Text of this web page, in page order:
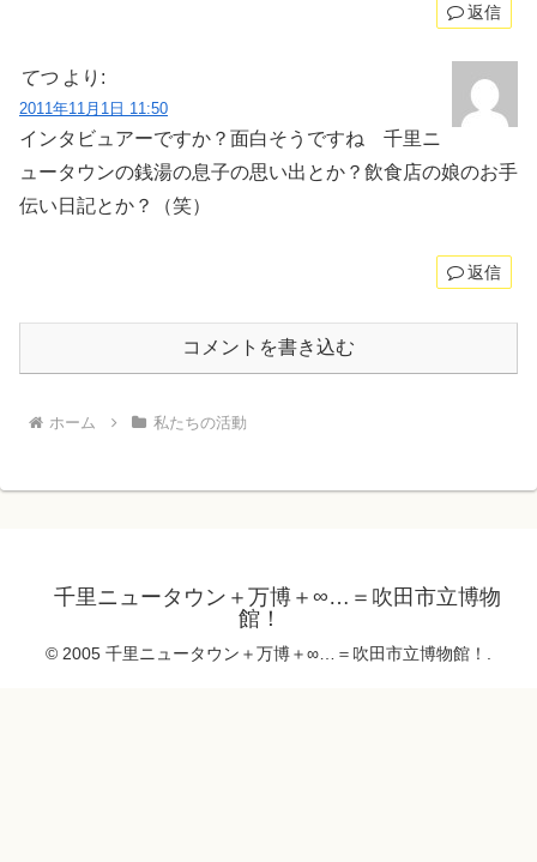
返信
てつ より:
2011年11月1日 11:50
インタビュアーですか？面白そうですね 千里ニ
ュータウンの銭湯の息子の思い出とか？飲食店の娘のお手
伝い日記とか？（笑）
返信
コメントを書き込む
ホーム 私たちの活動
千里ニュータウン＋万博＋∞…＝吹田市立博物
館！
© 2005 千里ニュータウン＋万博＋∞…＝吹田市立博物館！.